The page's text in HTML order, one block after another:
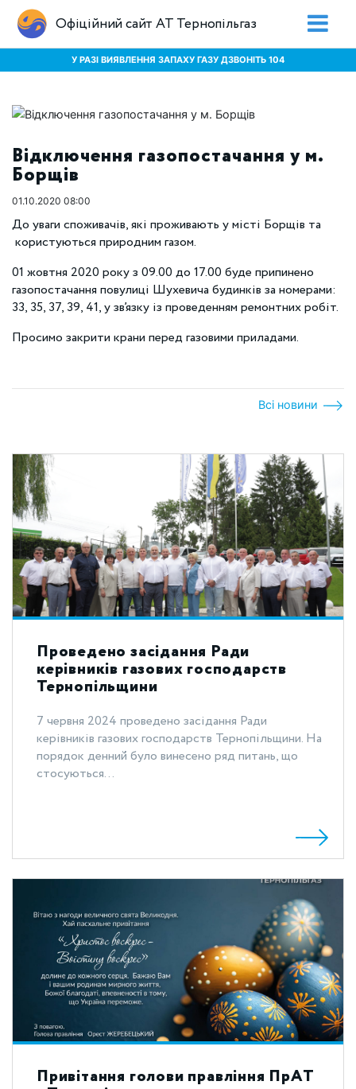
Офіційний сайт АТ Тернопільгаз
У РАЗІ ВИЯВЛЕННЯ ЗАПАХУ ГАЗУ ДЗВОНІТЬ 104
Відключення газопостачання у м.
Борщів
01.10.2020 08:00
До уваги споживачів, які проживають у місті Борщів та
користуються природним газом.
01 жовтня 2020 року з 09.00 до 17.00 буде припинено
газопостачання повулиці Шухевича будинків за номерами:
33, 35, 37, 39, 41, у зв’язку із проведенням ремонтних робіт.
Просимо закрити крани перед газовими приладами.
Всі новини
Проведено засідання Ради
керівників газових господарств
Тернопільщини
7 червня 2024 проведено засідання Ради
керівників газових господарств Тернопільщини. На
порядок денний було винесено ряд питань, що
стосуються...
Привітання голови правління ПрАТ